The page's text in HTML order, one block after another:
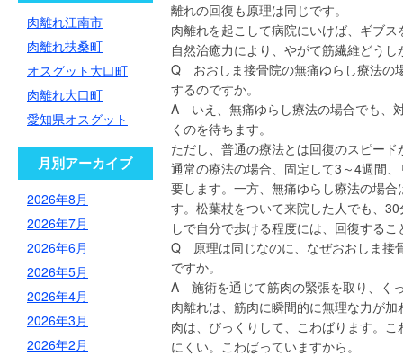
離れの回復も原理は同じです。
肉離れを起こして病院にいけば、ギブ
自然治癒力により、やがて筋繊維どう
Q おおしま接骨院の無痛ゆらし療法の
するのですか。
A いえ、無痛ゆらし療法の場合でも、
くのを待ちます。
ただし、普通の療法とは回復のスピード
通常の療法の場合、固定して3～4週間
要します。一方、無痛ゆらし療法の場
す。松葉杖をついて来院した人でも、
しで自分で歩ける程度には、回復する
Q 原理は同じなのに、なぜおおしま接
ですか。
A 施術を通じて筋肉の緊張を取り、く
肉離れは、筋肉に瞬間的に無理な力が
肉は、びっくりして、こわばります。
にくい。こわばっていますから。
肉離れ江南市
肉離れ扶桑町
オスグット大口町
肉離れ大口町
愛知県オスグット
月別アーカイブ
2026年8月
2026年7月
2026年6月
2026年5月
2026年4月
2026年3月
2026年2月